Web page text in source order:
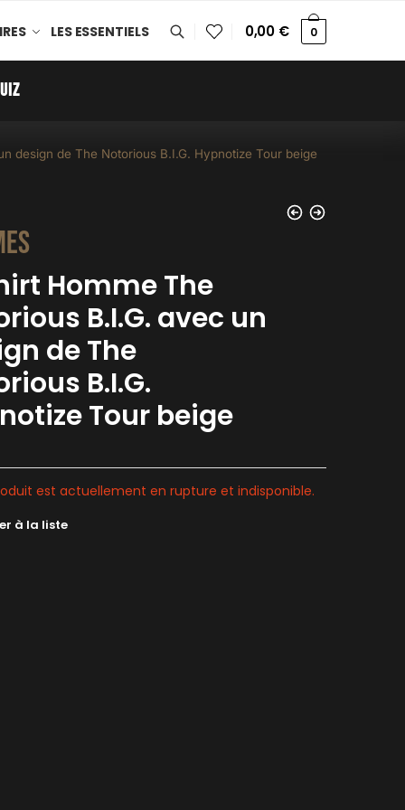
LES ESSENTIELS 0,00 € 0
design de The Notorious B.I.G. Hypnotize Tour beige
Homme The
B.I.G. avec un
de The
B.I.G.
Tour beige
est actuellement en rupture et indisponible.
à la liste